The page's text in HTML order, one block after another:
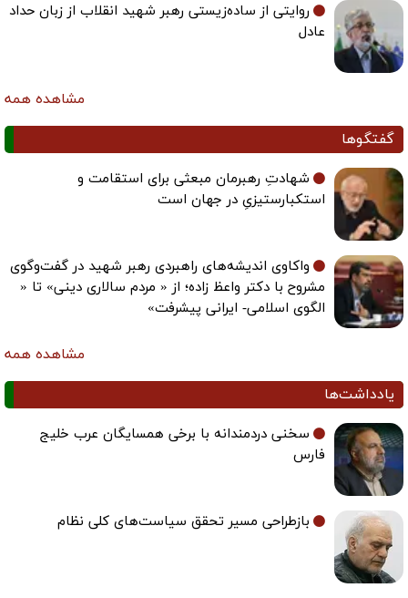
روایتی از ساده‌زیستی رهبر شهید انقلاب از زبان حداد
عادل
مشاهده همه
گفتگوها
شهادتِ رهبرمان مبعثی برای استقامت و
استکبارستیزیِ در جهان است
واکاوی اندیشه‌های راهبردی رهبر شهید در گفت‌وگوی
مشروح با دکتر واعظ زاده؛ از « مردم سالاری دینی» تا «
الگوی اسلامی- ایرانی پیشرفت»
مشاهده همه
یادداشت‌ها
سخنی دردمندانه با برخی همسایگان عرب خلیج
فارس
بازطراحی مسیر تحقق سیاست‌های کلی نظام